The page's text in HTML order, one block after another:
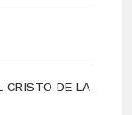
CRISTO DE LA